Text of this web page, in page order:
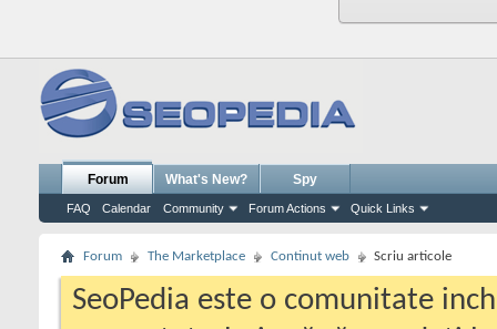
Forum
FAQ Calendar Community Forum Actions Quick Links
What's New? Spy
Forum The Marketplace Continut web Scriu articole
SeoPedia este o comunitate